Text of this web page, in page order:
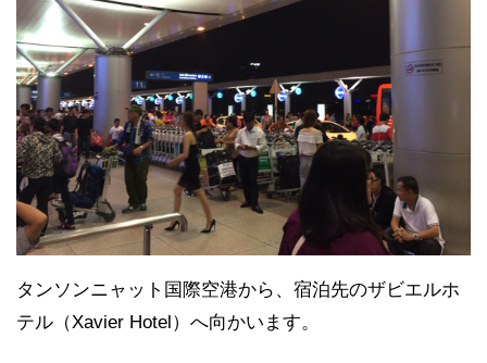
タンソンニャット国際空港から、宿泊先のザビエルホ
テル（Xavier Hotel）へ向かいます。